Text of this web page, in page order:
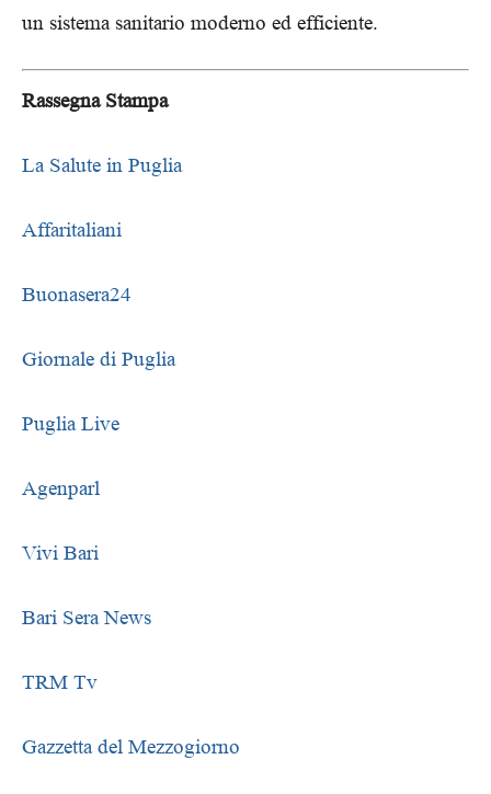
un sistema sanitario moderno ed efficiente.
Rassegna Stampa
La Salute in Puglia
Affaritaliani
Buonasera24
Giornale di Puglia
Puglia Live
Agenparl
Vivi Bari
Bari Sera News
TRM Tv
Gazzetta del Mezzogiorno